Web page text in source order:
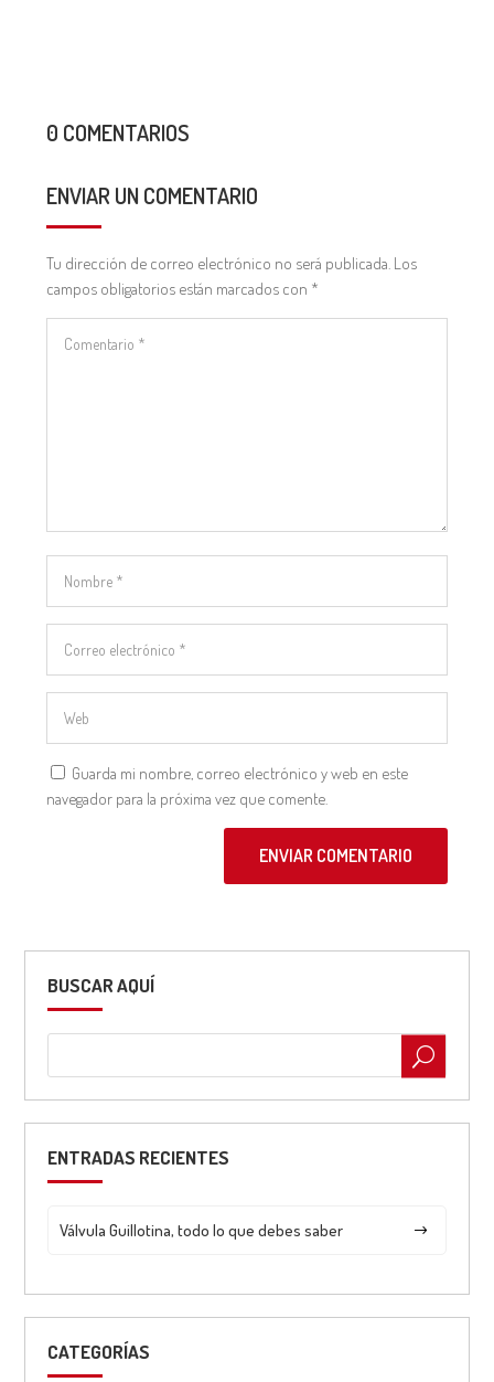
0 COMENTARIOS
ENVIAR UN COMENTARIO
Tu dirección de correo electrónico no será publicada. Los
campos obligatorios están marcados con *
Guarda mi nombre, correo electrónico y web en este
navegador para la próxima vez que comente.
ENVIAR COMENTARIO
BUSCAR AQUÍ
ENTRADAS RECIENTES
Válvula Guillotina, todo lo que debes saber
CATEGORÍAS